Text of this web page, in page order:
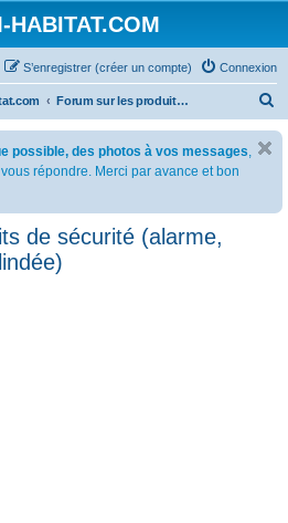
HABITAT.COM
Connexion
S’enregistrer (créer un compte)
Forum sur les produits de sécurité (alarme, coffre-fort et porte blindée)
e
possible, des photos à vos messages,
répondre. Merci par avance et bon
de sécurité (alarme,